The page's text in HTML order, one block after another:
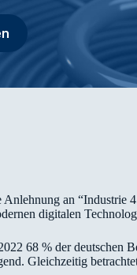
an “Industrie
digitalen
68 % der deutschen
Gleichzeitig